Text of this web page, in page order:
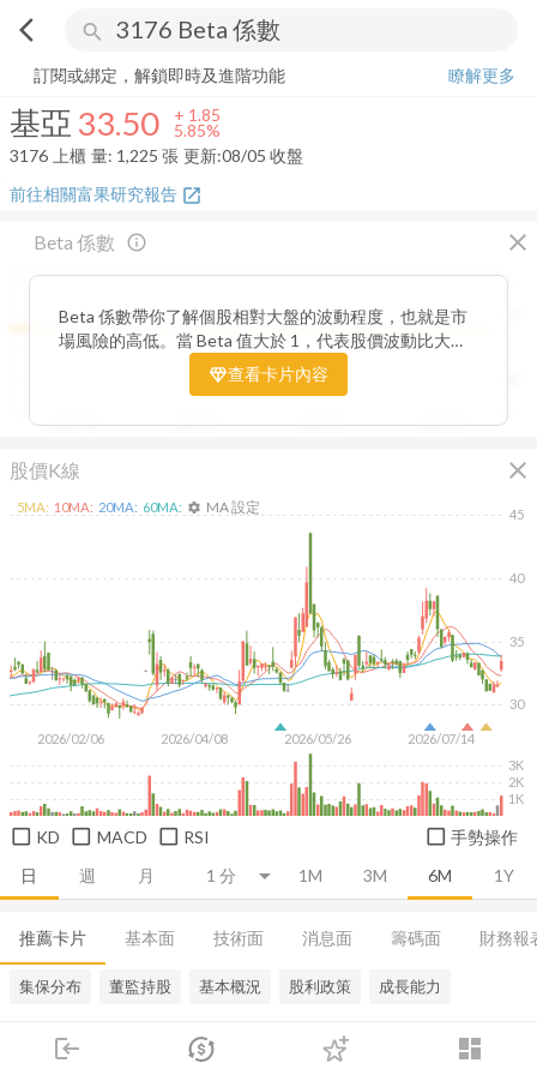
arrow_back_ios search
login dashboard
市場 登入
基亞 33.50+ 5.85%
訂閱或綁定，解鎖即時及進階功能
瞭解更多
基亞 33.50 + 1.85
5.85%
3176 上櫃 量: 1,225 張 更新:08/05 收盤
前往相關富果研究報告 open_in_new
Beta 係數 close
info_outline
2
Beta 係數帶你了解個股相對大盤的波動程度，也就是市
場風險的高低。當 Beta 值大於 1，代表股價波動比大盤
更劇烈，屬於高風險高報酬型；若 Beta 值小於 1，則表
示波動相對穩定，抗跌性較強。透過觀察 Beta 值的變化
查看卡片內容
股價K線 close
日 週 月 1M 3M 6M 1Y
2026/02/06 2026/04/08 2026/05/26 2026/07/14
30
35
40
45
1K
2K
3K
5MA: 10MA: 20MA: 60MA: settings MA 設定
KD MACD RSI 手勢操作
推薦卡片 基本面 技術面 消息面 籌碼面 財務報
集保分布 董監持股 基本概況 股利政策 成長能力